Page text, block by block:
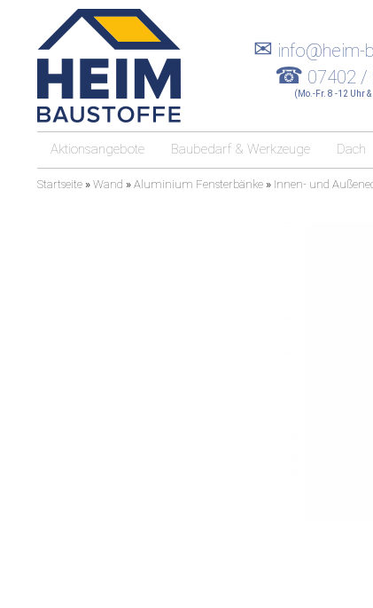
✉ info@heim-
☎ 07402 /
(Mo.-Fr. 8 -12 Uhr
Aktionsangebote Baubedarf & Werkzeuge Dach
Startseite » Wand » Aluminium Fensterbänke » Innen- und